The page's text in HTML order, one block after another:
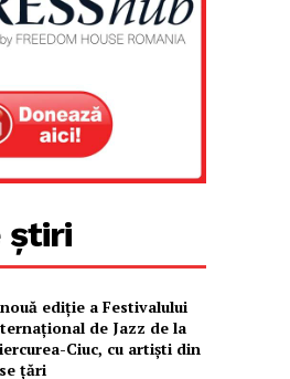
știri
ediţie a Festivalului
de Jazz de la
Ciuc, cu artişti din
ţări